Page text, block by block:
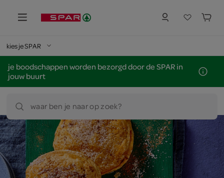
kies je SPAR
je boodschappen worden bezorgd door de SPAR in
jouw buurt
waar ben je naar op zoek?